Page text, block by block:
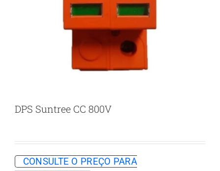
DPS Suntree CC 800V
CONSULTE O PREÇO PARA